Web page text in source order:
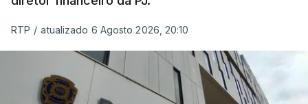
RTP / atualizado 6 Agosto 2026, 20:10